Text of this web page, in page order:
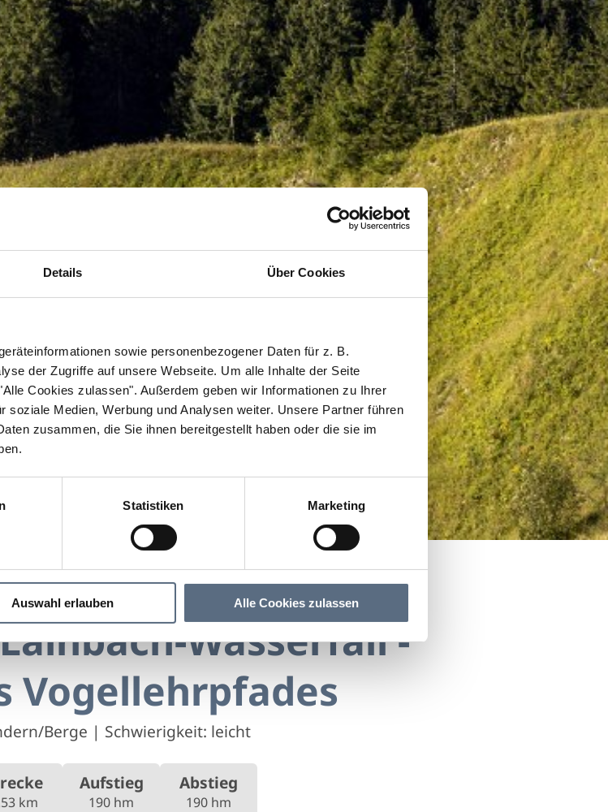
Details Über Cookies
sowie personenbezogener Daten für z. B.
der Zugriffe auf unsere Webseite. Um alle Inhalte der Seite
Cookies zulassen". Außerdem geben wir Informationen zu Ihrer
soziale Medien, Werbung und Analysen weiter. Unsere Partner führen
zusammen, die Sie ihnen bereitgestellt haben oder die sie im
Statistiken Marketing
Auswahl erlauben Alle Cookies zulassen
Wasserfall - Entlang des Vogellehrpfades
Wasserfall -
Vogellehrpfades
Berge | Schwierigkeit: leicht
km
Aufstieg
190 hm
Abstieg
190 hm